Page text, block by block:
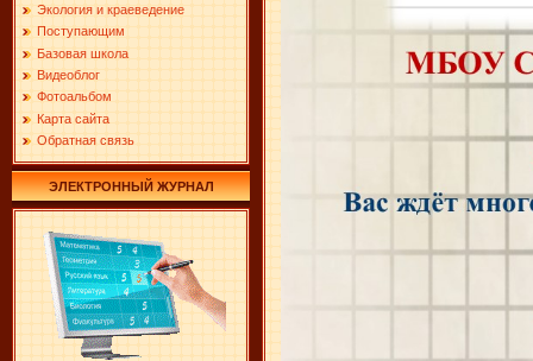
Экология и краеведение
Поступающим
Базовая школа
Видеоблог
Фотоальбом
Карта сайта
Обратная связь
ЭЛЕКТРОННЫЙ ЖУРНАЛ